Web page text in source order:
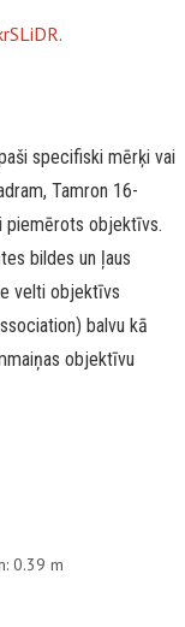
.
specifiski mērķi vai
Tamron 16-
piemērots objektīvs.
bildes un ļaus
velti objektīvs
balvu kā
objektīvu
0.39 m